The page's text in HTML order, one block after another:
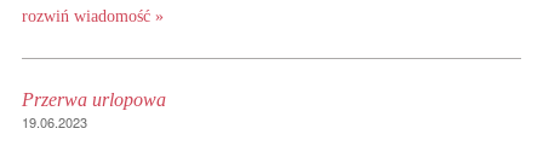
rozwiń wiadomość »
Przerwa urlopowa
19.06.2023